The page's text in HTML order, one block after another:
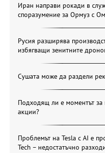
Иран направи рокади в
споразумение за Ормуз с
Русия разширява
избягващи зенитните
Сушата може да раздели
Подходящ ли е моментът за
акции?
Проблемът на Tesla с AI е
Tech – недостатъчно